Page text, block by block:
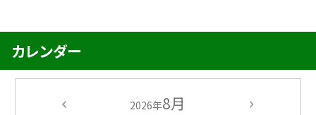
カレンダー
2026年8月